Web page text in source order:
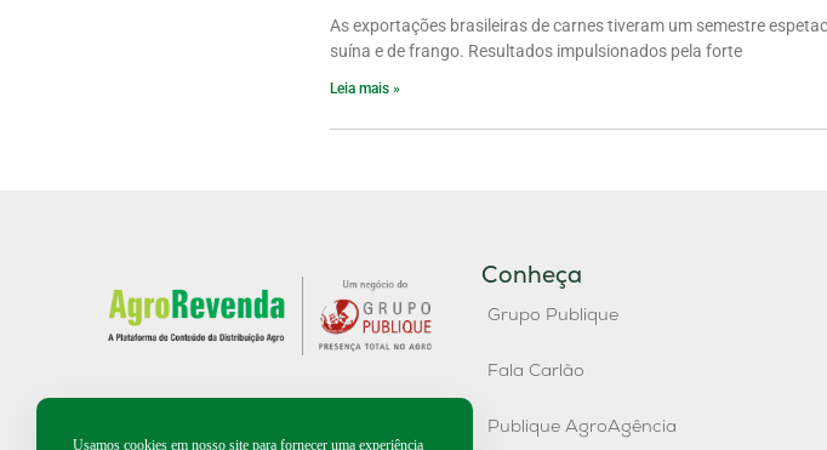
As exportações brasileiras de carnes tiveram um semestre
suína e de frango. Resultados impulsionados pela forte
Leia mais »
Conheça
Grupo Publique
Fala Carlão
Publique AgroAgência
Usamos cookies em nosso site para fornecer uma experiência